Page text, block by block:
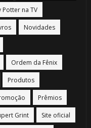
Potter na TV
Novidades
Ordem da Fênix
Produtos
Prêmios
Grint Site oficial